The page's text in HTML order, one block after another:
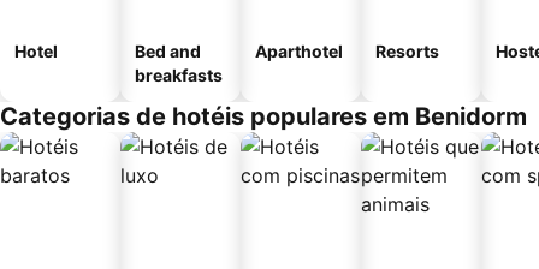
Hotel
Bed and
breakfasts
Aparthotel Resorts
Categorias de hotéis populares em Benidorm